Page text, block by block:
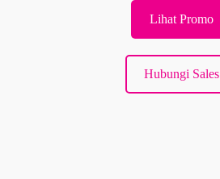
Lihat Promo
Hubungi Sales